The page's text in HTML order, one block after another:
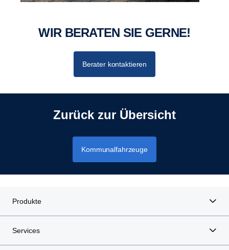
WIR BERATEN SIE GERNE!
Berater kontaktieren
Zurück zur Übersicht
Kommunalfahrzeuge
Produkte
Services